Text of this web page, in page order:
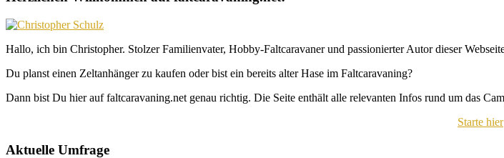
Hallo, ich bin Christopher. Stolzer Familienvater, Hobby-Faltcaravaner und passionierter Autor dieser
Du planst einen Zeltanhänger zu kaufen oder bist ein bereits alter Hase im Faltcaravaning?
Dann bist Du hier auf faltcaravaning.net genau richtig. Die Seite enthält alle relevanten Infos rund um das
Starte hier
Aktuelle Umfrage